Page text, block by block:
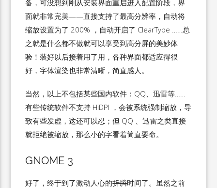
备，可没想到刚从安装界面重启进入配置阶段，界
面就非常完美——直接支持了最高分辨率，自动将
缩放设置为了 200% ，自动开启了 ClearType ……总
之就是什么都不做就可以享受到高分屏的美妙体
验！装好以后接着用了用，各种界面都适应得很
好，字体渲染也非常清晰，简直感人。
当然，以上不包括某些国内软件：QQ、迅雷等……
有些传统软件不支持 HiDPI ，会被系统强制缩放，导
致有些发虚，这还可以忍；但 QQ 、迅雷之类直接
就拒绝被缩放，那么小的字看着简直要命。
GNOME 3
好了，终于到了激动人心的折腾时间了。虽然之前